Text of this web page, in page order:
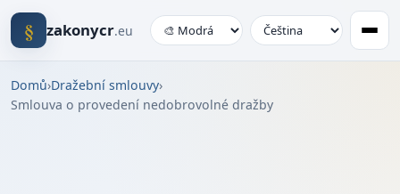
§ zakonycr.eu
Domů›Dražební smlouvy›
Smlouva o provedení nedobrovolné dražby